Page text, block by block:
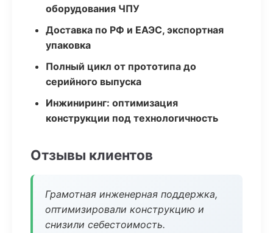
оборудования ЧПУ
Доставка по РФ и ЕАЭС, экспортная
упаковка
Полный цикл от прототипа до
серийного выпуска
Инжиниринг: оптимизация
конструкции под технологичность
Отзывы клиентов
Грамотная инженерная поддержка,
оптимизировали конструкцию и
снизили себестоимость.